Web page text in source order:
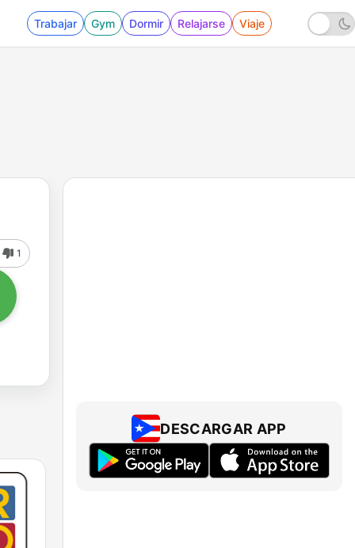
Trabajar Gym Dormir Relajarse Viaje
1
DESCARGAR APP